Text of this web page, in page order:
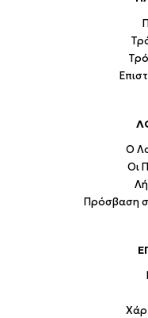
Ο
Οι
Πρόσβαση